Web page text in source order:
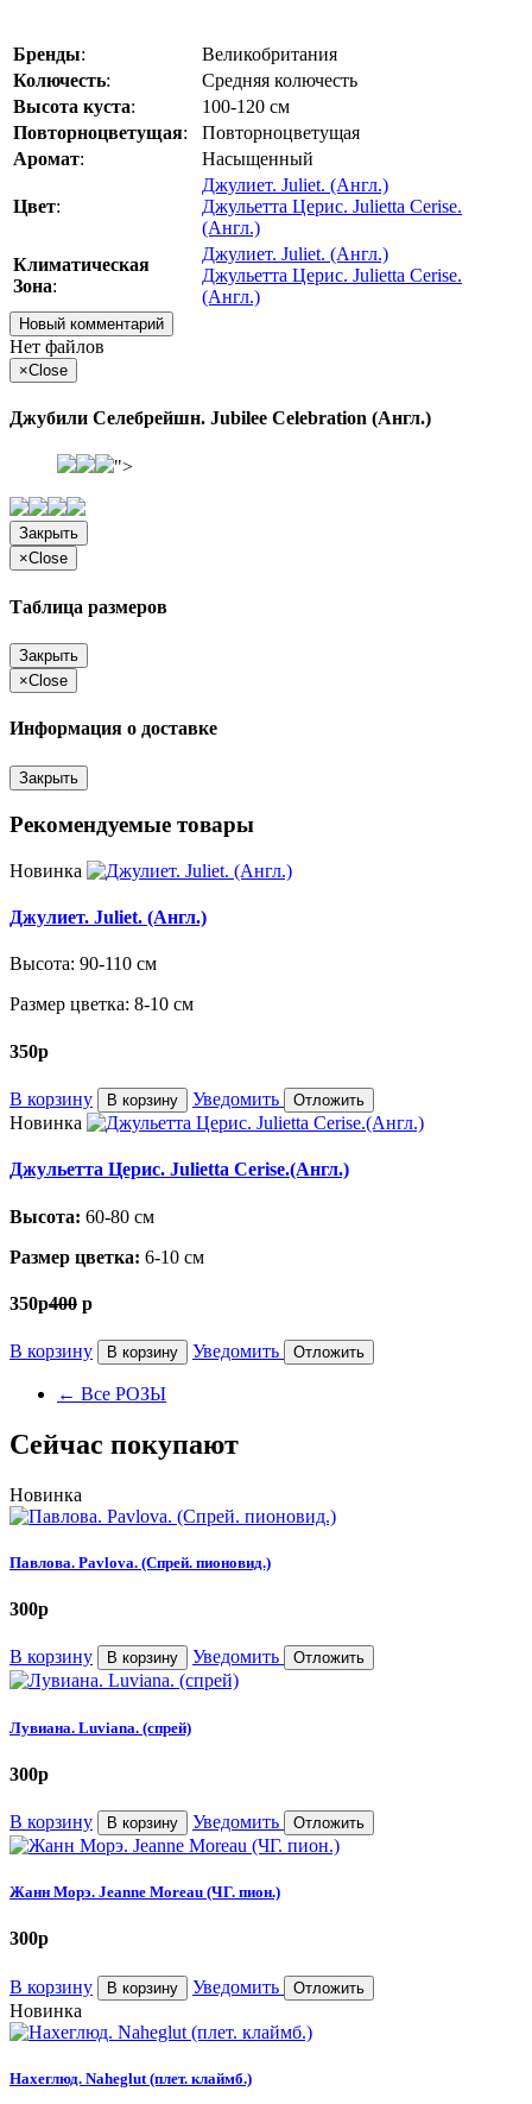
Бренды:
Великобритания
Колючесть:
Средняя колючесть
Высота куста:
100-120 см
Повторноцветущая:
Повторноцветущая
Аромат: Насыщенный
Цвет:
Джулиет. Juliet. (Англ.)
Джульетта Церис. Julietta Cerise.
(Англ.)
Климатическая
Зона:
Джулиет. Juliet. (Англ.)
Джульетта Церис. Julietta Cerise.
(Англ.)
Новый комментарий
Нет файлов
×Close
Джубили Селебрейшн. Jubilee Celebration (Англ.)
">
Закрыть
×Close
Таблица размеров
Закрыть
×Close
Информация о доставке
Закрыть
Рекомендуемые товары
Новинка
Джулиет. Juliet. (Англ.)
Высота: 90-110 см
Размер цветка: 8-10 см
350p
В корзину В корзину Уведомить Отложить
Новинка
Джульетта Церис. Julietta Cerise.(Англ.)
Высота: 60-80 см
Размер цветка: 6-10 см
350p400 p
В корзину В корзину Уведомить Отложить
← Все РОЗЫ
Сейчас покупают
Новинка
Павлова. Pavlova. (Спрей. пионовид.)
300p
В корзину В корзину Уведомить Отложить
Лувиана. Luviana. (спрей)
300p
В корзину В корзину Уведомить Отложить
Жанн Морэ. Jeanne Moreau (ЧГ. пион.)
300p
В корзину В корзину Уведомить Отложить
Новинка
Нахеглюд. Naheglut (плет. клаймб.)